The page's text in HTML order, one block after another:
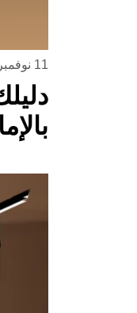
11 نوفمبر، 2024